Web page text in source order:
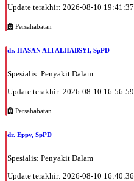
Update terakhir: 2026-08-10 19:41:37
Persahabatan
dr. HASAN ALI ALHABSYI, SpPD
Spesialis: Penyakit Dalam
Update terakhir: 2026-08-10 16:56:59
Persahabatan
dr. Eppy, SpPD
Spesialis: Penyakit Dalam
Update terakhir: 2026-08-10 16:40:36